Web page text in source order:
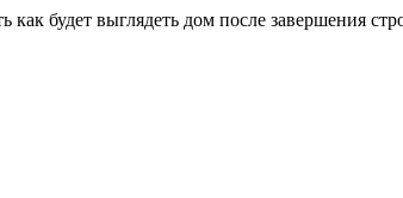
будет выглядеть дом после завершения